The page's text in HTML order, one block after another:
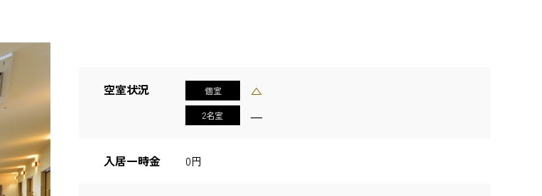
空室状況 個室 △
2名室 ―
入居一時金 0円